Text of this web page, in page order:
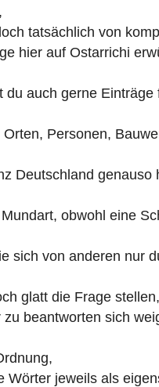
tatsächlich von
hier auf Ostarrichi
du auch gerne Einträge
Personen,
Deutschland genauso
obwohl eine
sich von anderen nur
glatt die Frage stellen,
beantworten sich
Wörter jeweils als